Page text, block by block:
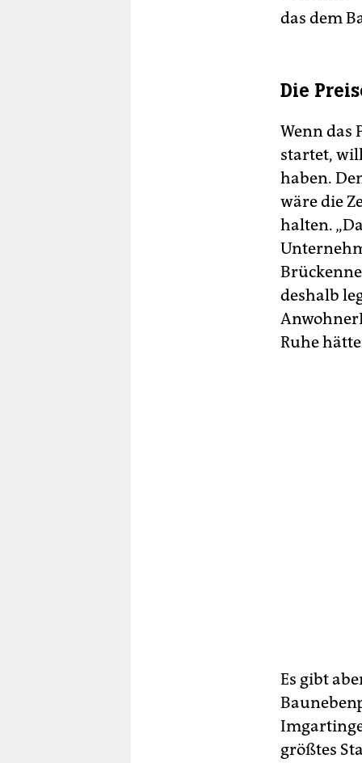
das dem
Die
Wenn das
startet,
haben.
wäre die
halten.
deshalb
Ruhe
Es gibt
größtes